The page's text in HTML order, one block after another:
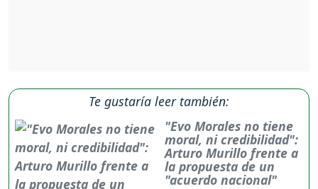
Te gustaría leer también:
"Evo Morales no tiene
moral, ni credibilidad":
Arturo Murillo frente a
la propuesta de un
"acuerdo nacional"